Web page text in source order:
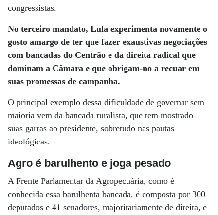
congressistas.
No terceiro mandato, Lula experimenta novamente o
gosto amargo de ter que fazer exaustivas negociações
com bancadas do Centrão e da direita radical que
dominam a Câmara e que obrigam-no a recuar em
suas promessas de campanha.
O principal exemplo dessa dificuldade de governar sem
maioria vem da bancada ruralista, que tem mostrado
suas garras ao presidente, sobretudo nas pautas
ideológicas.
Agro é barulhento e joga pesado
A Frente Parlamentar da Agropecuária, como é
conhecida essa barulhenta bancada, é composta por 300
deputados e 41 senadores, majoritariamente de direita, e